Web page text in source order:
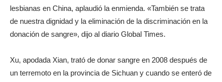
lesbianas en China, aplaudió la enmienda. «También se trata
de nuestra dignidad y la eliminación de la discriminación en la
donación de sangre», dijo al diario Global Times.
Xu, apodada Xian, trató de donar sangre en 2008 después de
un terremoto en la provincia de Sichuan y cuando se enteró de